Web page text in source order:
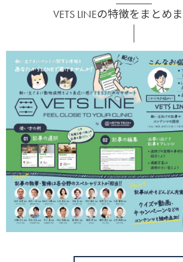
VETS LINEの特徴をまとめ